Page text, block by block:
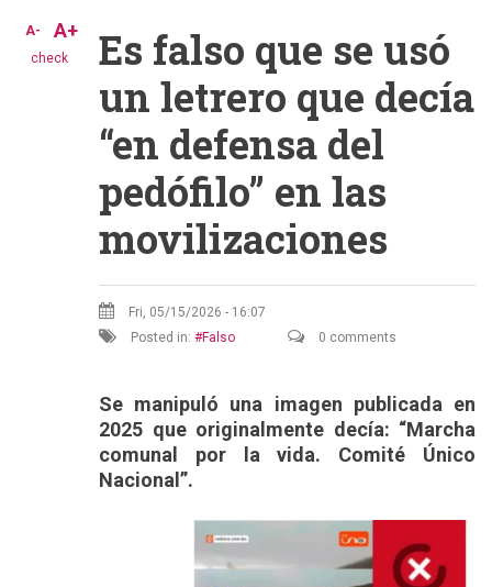
check
A- A+
Es falso que se usó
un letrero que decía
“en defensa del
pedófilo” en las
movilizaciones
Fri, 05/15/2026 - 16:07
Posted in:
Falso 0 comments
Se manipuló una imagen publicada en
2025 que originalmente decía: “Marcha
comunal por la vida. Comité Único
Nacional”.